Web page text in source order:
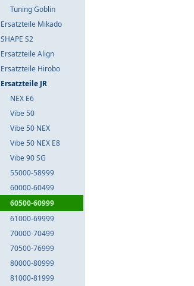
Tuning Goblin
Ersatzteile Mikado
SHAPE S2
Ersatzteile Align
Ersatzteile Hirobo
Ersatzteile JR
NEX E6
Vibe 50
Vibe 50 NEX
Vibe 50 NEX E8
Vibe 90 SG
55000-58999
60000-60499
60500-60999
61000-69999
70000-70499
70500-76999
80000-80999
81000-81999